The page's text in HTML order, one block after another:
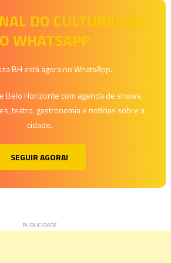
DO CULTURALIZA
WHATSAPP
BH está agora no WhatsApp.
Belo Horizonte com agenda de shows,
teatro, gastronomia e notícias sobre a
cidade.
SEGUIR AGORA!